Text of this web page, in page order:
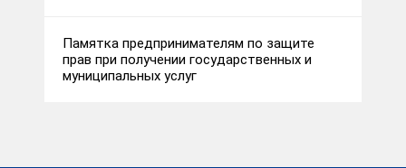
Памятка предпринимателям по защите
прав при получении государственных и
муниципальных услуг